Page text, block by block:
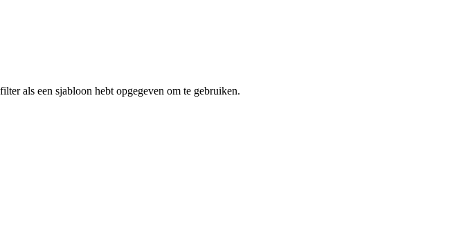
als een sjabloon hebt opgegeven om te gebruiken.